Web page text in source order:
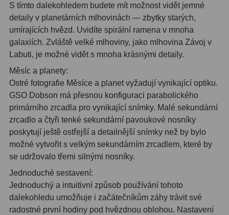
Převracecí4
Hledáčky28
Optické hledáčky15
Red Dot hledáčky
Sluneční hledáčky3
Úchyty a držáky hledáčků4
Příslušenství54
Redukce 1,25" a 2"
Svítilny5
Čištění 28
S tímto dalekohledem budete mít možnost vidět jemné
detaily v planetárních mlhovinách — zbytky starých,
umírajících hvězd. Uvidíte spirální ramena v mnoha
galaxiích. Zvláště velké mlhoviny, jako mlhovina Závoj v
Labuti, je možné vidět s mnoha krásnými detaily.
Měsíc a planety:
Ostré fotografie Měsíce a planet vyžadují vynikající optiku.
GSO Dobson má přesnou konfiguraci parabolického
primárního zrcadla pro vynikající snímky. Malé sekundární
zrcadlo a čtyři tenké sekundární pavoukové nosníky
poskytují ještě ostřejší a detailnější snímky než by bylo
možné vytvořit s velkým sekundárním zrcadlem, které by
se udržovalo třemi silnými nosníky.
Jednoduché sestavení:
Jednoduchý a intuitivní způsob používání tohoto
dalekohledu umožňuje i začátečníkům záhy trávit své
radostné první hodiny pod hvězdnou oblohou. Nastavení